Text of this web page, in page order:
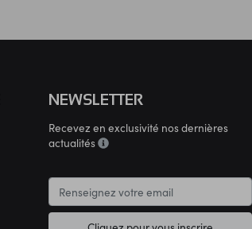
NEWSLETTER
Recevez en exclusivité nos dernières
actualités